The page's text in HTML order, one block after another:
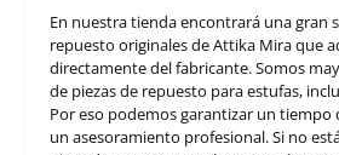
En nuestra tienda encontrará una gran
repuesto originales de Attika Mira que
directamente del fabricante. Somos
de piezas de repuesto para estufas,
Por eso podemos garantizar un tiempo
un asesoramiento profesional. Si no